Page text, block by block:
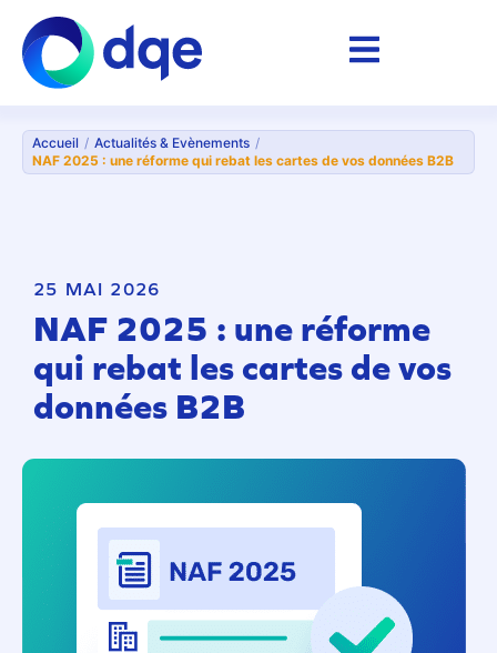
Accueil / Actualités & Evènements /
NAF 2025 : une réforme qui rebat les cartes de vos données B2B
25 MAI 2026
NAF 2025 : une réforme
qui rebat les cartes de vos
données B2B